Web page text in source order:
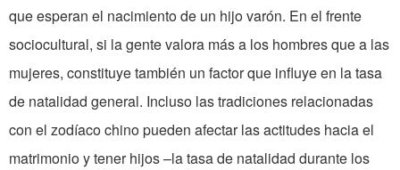
que esperan el nacimiento de un hijo varón. En el frente
sociocultural, si la gente valora más a los hombres que a las
mujeres, constituye también un factor que influye en la tasa
de natalidad general. Incluso las tradiciones relacionadas
con el zodíaco chino pueden afectar las actitudes hacia el
matrimonio y tener hijos –la tasa de natalidad durante los